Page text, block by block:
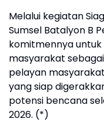
Melalui kegiatan
Sumsel Batalyon B
komitmennya
masyarakat
pelayan
yang siap
potensi bencana
2026. (*)